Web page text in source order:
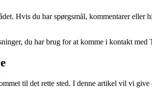
Hvis du har spørgsmål, kommentarer eller
du har brug for at komme i kontakt med
til det rette sted. I denne artikel vil vi